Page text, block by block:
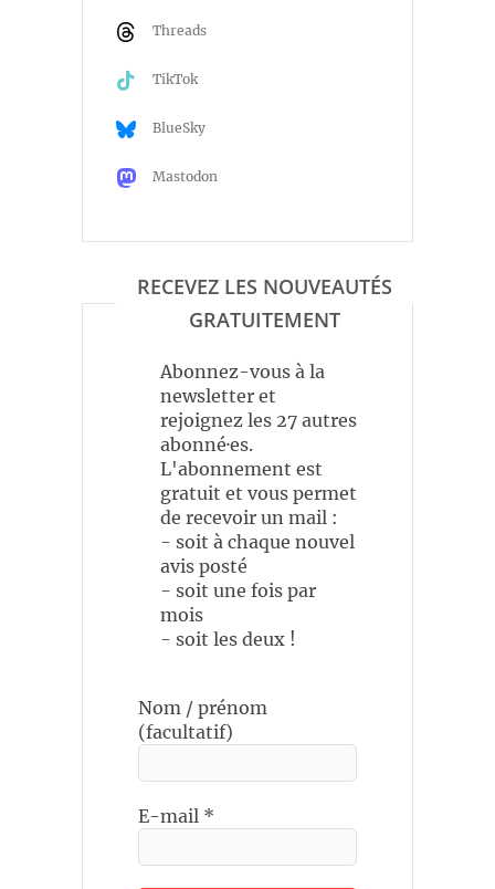
Threads
TikTok
BlueSky
Mastodon
RECEVEZ LES NOUVEAUTÉS
GRATUITEMENT
Abonnez-vous à la
newsletter et
rejoignez les 27 autres
abonné·es.
L'abonnement est
gratuit et vous permet
de recevoir un mail :
- soit à chaque nouvel
avis posté
- soit une fois par
mois
- soit les deux !
Nom / prénom
(facultatif)
E-mail *